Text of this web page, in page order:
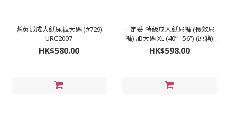
耆英派成人紙尿褲大碼 (#729)
URC2007
HK$580.00
一定妥 特級成人紙尿褲 (長效尿
褲) 加大碼 XL (40”– 56”) (原箱)
DSC2023
HK$598.00